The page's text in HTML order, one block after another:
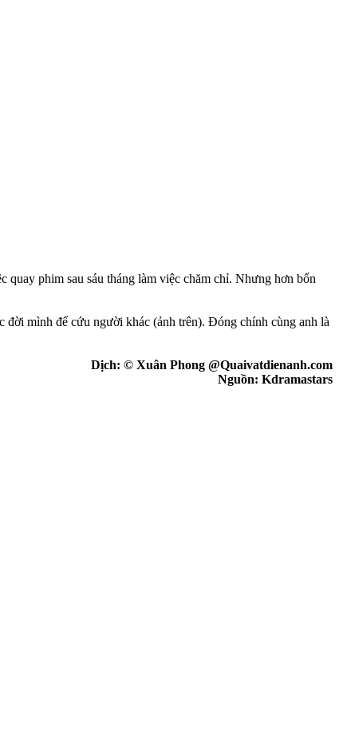
quay phim sau sáu tháng làm việc chăm chỉ. Nhưng hơn bốn
đời mình để cứu người khác (ảnh trên). Đóng chính cùng anh là
Dịch: © Xuân Phong @Quaivatdienanh.com
Nguồn: Kdramastars